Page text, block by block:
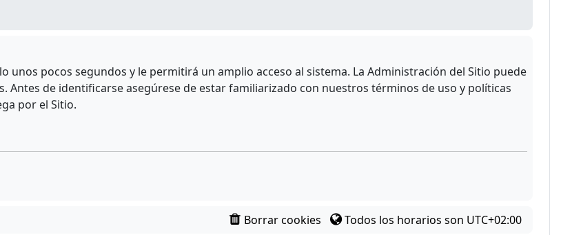
pocos segundos y le permitirá un amplio acceso al sistema. La Administración del Sitio puede
de identificarse asegúrese de estar familiarizado con nuestros términos de uso y políticas
por el Sitio.
Borrar cookies Todos los horarios son UTC+02:00